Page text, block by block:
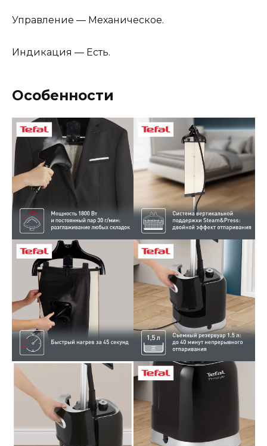
Управление — Механическое.
Индикация — Есть.
Особенности